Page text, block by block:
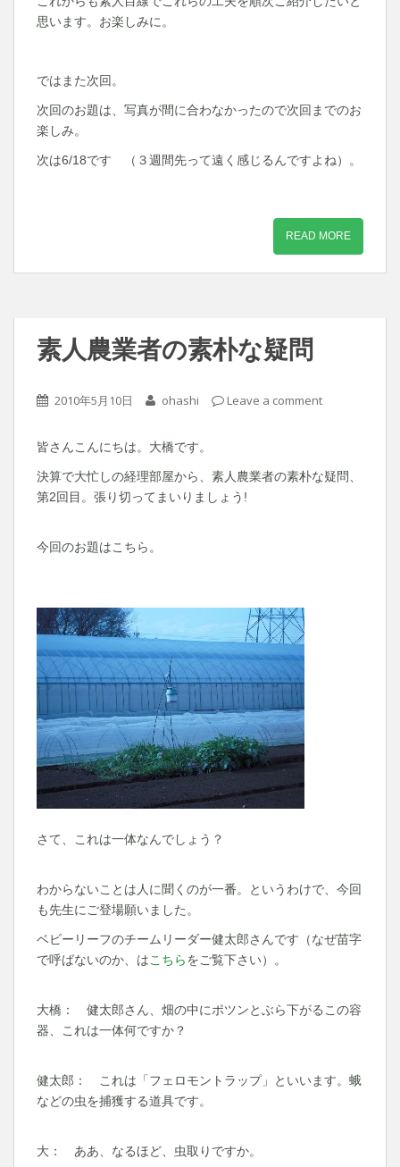
思います。お楽しみに。
ではまた次回。
次回のお題は、写真が間に合わなかったので次回までのお
楽しみ。
次は6/18です （３週間先って遠く感じるんですよね）。
READ MORE
素人農業者の素朴な疑問
2010年5月10日 ohashi Leave a comment
皆さんこんにちは。大橋です。
決算で大忙しの経理部屋から、素人農業者の素朴な疑問、
第2回目。張り切ってまいりましょう!
今回のお題はこちら。
さて、これは一体なんでしょう？
わからないことは人に聞くのが一番。というわけで、今回
も先生にご登場願いました。
ベビーリーフのチームリーダー健太郎さんです（なぜ苗字
で呼ばないのか、はこちらをご覧下さい）。
大橋： 健太郎さん、畑の中にポツンとぶら下がるこの容
器、これは一体何ですか？
健太郎： これは「フェロモントラップ」といいます。蛾
などの虫を捕獲する道具です。
大： ああ、なるほど、虫取りですか。